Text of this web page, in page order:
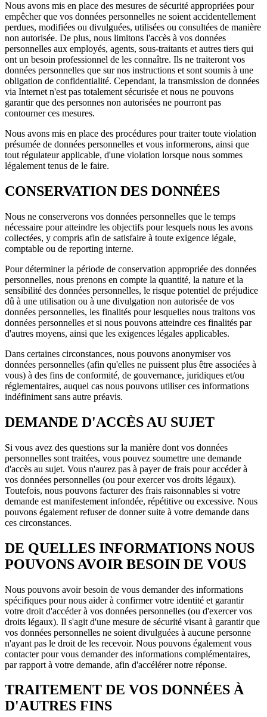
Nous avons mis en place des mesures de sécurité appropriées pour
empêcher que vos données personnelles ne soient accidentellement
perdues, modifiées ou divulguées, utilisées ou consultées de manière
non autorisée. De plus, nous limitons l'accès à vos données
personnelles aux employés, agents, sous-traitants et autres tiers qui
ont un besoin professionnel de les connaître. Ils ne traiteront vos
données personnelles que sur nos instructions et sont soumis à une
obligation de confidentialité. Cependant, la transmission de données
via Internet n'est pas totalement sécurisée et nous ne pouvons
garantir que des personnes non autorisées ne pourront pas
contourner ces mesures.
Nous avons mis en place des procédures pour traiter toute violation
présumée de données personnelles et vous informerons, ainsi que
tout régulateur applicable, d'une violation lorsque nous sommes
légalement tenus de le faire.
CONSERVATION DES DONNÉES
Nous ne conserverons vos données personnelles que le temps
nécessaire pour atteindre les objectifs pour lesquels nous les avons
collectées, y compris afin de satisfaire à toute exigence légale,
comptable ou de reporting interne.
Pour déterminer la période de conservation appropriée des données
personnelles, nous prenons en compte la quantité, la nature et la
sensibilité des données personnelles, le risque potentiel de préjudice
dû à une utilisation ou à une divulgation non autorisée de vos
données personnelles, les finalités pour lesquelles nous traitons vos
données personnelles et si nous pouvons atteindre ces finalités par
d'autres moyens, ainsi que les exigences légales applicables.
Dans certaines circonstances, nous pouvons anonymiser vos
données personnelles (afin qu'elles ne puissent plus être associées à
vous) à des fins de conformité, de gouvernance, juridiques et/ou
réglementaires, auquel cas nous pouvons utiliser ces informations
indéfiniment sans autre préavis.
DEMANDE D'ACCÈS AU SUJET
Si vous avez des questions sur la manière dont vos données
personnelles sont traitées, vous pouvez soumettre une demande
d'accès au sujet. Vous n'aurez pas à payer de frais pour accéder à
vos données personnelles (ou pour exercer vos droits légaux).
Toutefois, nous pouvons facturer des frais raisonnables si votre
demande est manifestement infondée, répétitive ou excessive. Nous
pouvons également refuser de donner suite à votre demande dans
ces circonstances.
DE QUELLES INFORMATIONS NOUS
POUVONS AVOIR BESOIN DE VOUS
Nous pouvons avoir besoin de vous demander des informations
spécifiques pour nous aider à confirmer votre identité et garantir
votre droit d'accéder à vos données personnelles (ou d'exercer vos
droits légaux). Il s'agit d'une mesure de sécurité visant à garantir que
vos données personnelles ne soient divulguées à aucune personne
n'ayant pas le droit de les recevoir. Nous pouvons également vous
contacter pour vous demander des informations complémentaires,
par rapport à votre demande, afin d'accélérer notre réponse.
TRAITEMENT DE VOS DONNÉES À
D'AUTRES FINS